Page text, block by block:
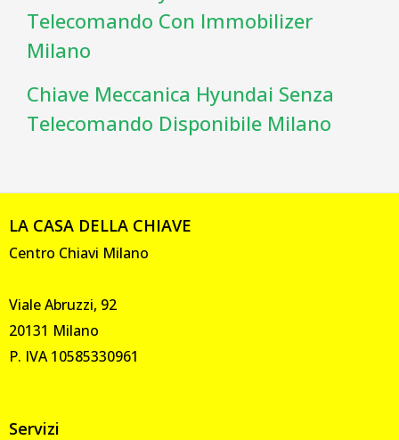
Telecomando Con Immobilizer
Milano
Chiave Meccanica Hyundai Senza
Telecomando Disponibile Milano
LA CASA DELLA CHIAVE
Centro Chiavi Milano
Viale Abruzzi, 92
20131 Milano
P. IVA 10585330961
Servizi